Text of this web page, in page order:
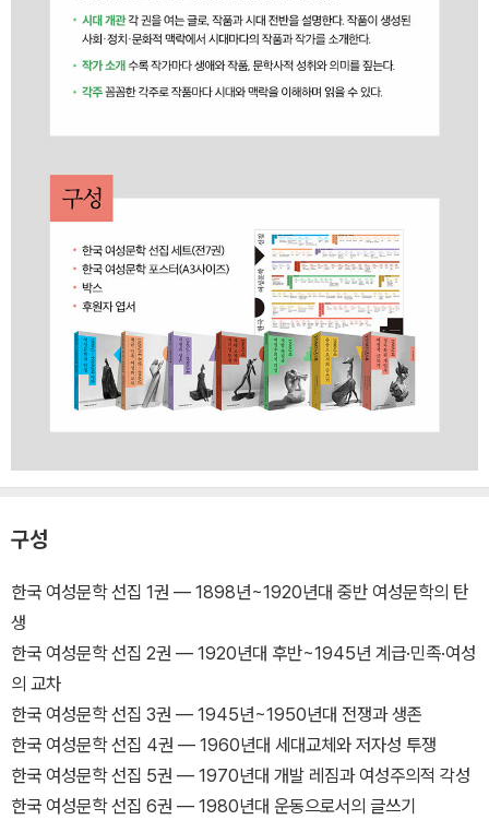
구성
한국 여성문학 선집 1권 ― 1898년~1920년대 중반 여성문학의 탄
생
한국 여성문학 선집 2권 ― 1920년대 후반~1945년 계급·민족·여성
의 교차
한국 여성문학 선집 3권 ― 1945년~1950년대 전쟁과 생존
한국 여성문학 선집 4권 ― 1960년대 세대교체와 저자성 투쟁
한국 여성문학 선집 5권 ― 1970년대 개발 레짐과 여성주의적 각성
한국 여성문학 선집 6권 ― 1980년대 운동으로서의 글쓰기